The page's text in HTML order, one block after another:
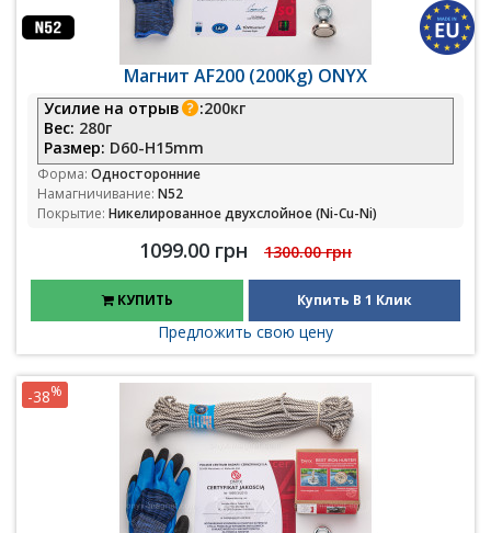
Магнит AF200 (200Kg) ONYX
Усилие на отрыв :200кг
Вес: 280г
Размер: D60-H15mm
Форма: Односторонние
Намагничивание: N52
Покрытие: Никелированное двухслойное (Ni-Cu-Ni)
1099.00 грн 1300.00 грн
КУПИТЬ Купить В 1 Клик
Предложить свою цену
-38%